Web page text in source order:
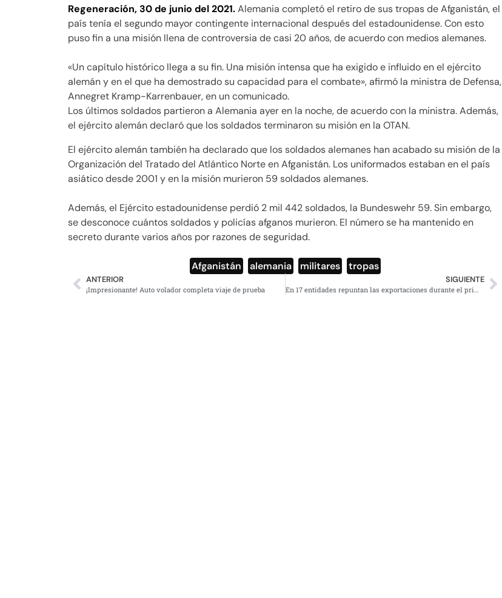
Regeneración,30 de junio del 2021.Alemania completó el retiro de sus tropas de Afganistán, el
país tenía el segundo mayor contingente internacional después del estadounidense. Con esto
puso fin a una misión llena de controversia de casi 20 años, de acuerdo con medios alemanes.
«Un capítulo histórico llega a su fin. Una misión intensa que ha exigido e influido en el ejército
alemán y en el que ha demostrado su capacidad para el combate», afirmó la ministra de Defensa,
Annegret Kramp-Karrenbauer, en un comunicado.
Los últimos soldados partieron a Alemania ayer en la noche, de acuerdo con la ministra. Además,
el ejército alemán declaró que los soldados terminaron su misión en la OTAN.
El ejército alemán también ha declarado que los soldados alemanes han acabado su misión de la
Organización del Tratado del Atlántico Norte en Afganistán. Los uniformados estaban en el país
asiático desde 2001 y en la misión murieron 59 soldados alemanes.
Además, el Ejército estadounidense perdió 2 mil 442 soldados, la Bundeswehr 59. Sin embargo,
se desconoce cuántos soldados y policías afganos murieron. El número se ha mantenido en
secreto durante varios años por razones de seguridad.
Afganistán alemania militares tropas
ANTERIOR
¡Impresionante! Auto volador completa viaje de prueba
SIGUIENTE